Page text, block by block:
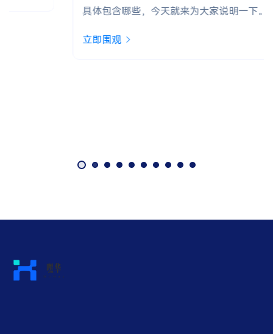
具体包含哪些，今天就来为大家说明一下。